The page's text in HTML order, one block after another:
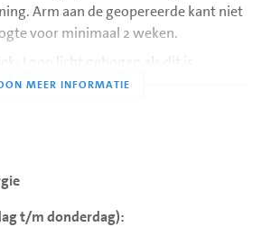
slangetje dicht.
los.
flesje stevig vast.
Arm aan de geopereerde kant niet
voor minimaal 2 weken.
Loop licht gebogen als dit is
plotseling strekken.
Veel patiënten vinden het handig
het tasje onder uw kleding dragen of
t/m donderdag):